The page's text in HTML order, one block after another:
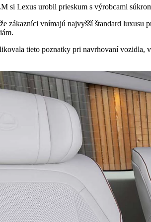
si Lexus urobil prieskum s výrobcami
zákazníci vnímajú najvyšší štandard
tieto poznatky pri navrhovaní vozidla,